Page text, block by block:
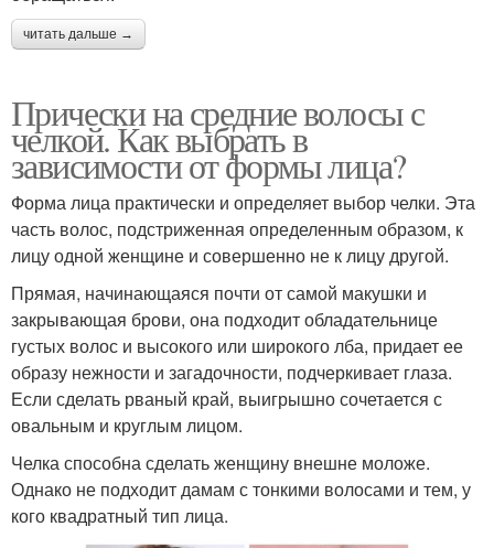
читать дальше →
Прически на средние волосы с
челкой. Как выбрать в
зависимости от формы лица?
Форма лица практически и определяет выбор челки. Эта
часть волос, подстриженная определенным образом, к
лицу одной женщине и совершенно не к лицу другой.
Прямая, начинающаяся почти от самой макушки и
закрывающая брови, она подходит обладательнице
густых волос и высокого или широкого лба, придает ее
образу нежности и загадочности, подчеркивает глаза.
Если сделать рваный край, выигрышно сочетается с
овальным и круглым лицом.
Челка способна сделать женщину внешне моложе.
Однако не подходит дамам с тонкими волосами и тем, у
кого квадратный тип лица.